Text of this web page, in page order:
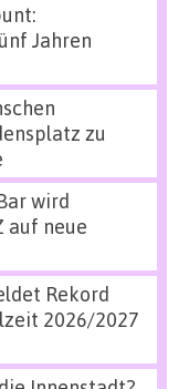
Jahren
zu
wird
auf neue
Rekord
2026/2027